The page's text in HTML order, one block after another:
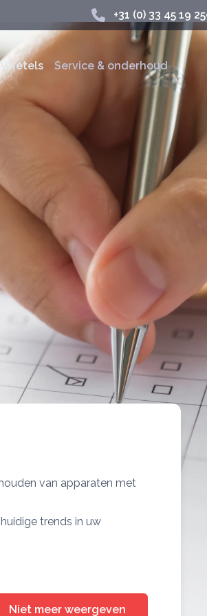
+31 (0) 33 45 19
ketels Service & onderhoud
van apparaten met
trends in uw
Niet meer weergeven
Onderhoudscontract
Wij adviseren minimaal eens
voorschriften van de fabrikant
geval van storingen als u een
dan voor dat wij binnen 24 uur
eisen van veel
Storing melden
Voor het melden van een
opnemen. Wij doen er alles aan
3828 BZ Hoogland
E:info@vb-installatieservice.nl